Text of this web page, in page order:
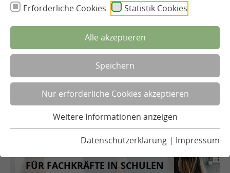
Erforderliche Cookies
Statistik Cookies
Alle akzeptieren
Speichern
Nur erforderliche Cookies akzeptieren
Weitere Informationen anzeigen
Datenschutzerklärung | Impressum
© AdobeStock © Gerhard Seybert
FÜR TRÄGER
Quelle: AdobeStock © Gerhard Seybert
FÜR FACHKRÄFTE IN SCHULEN